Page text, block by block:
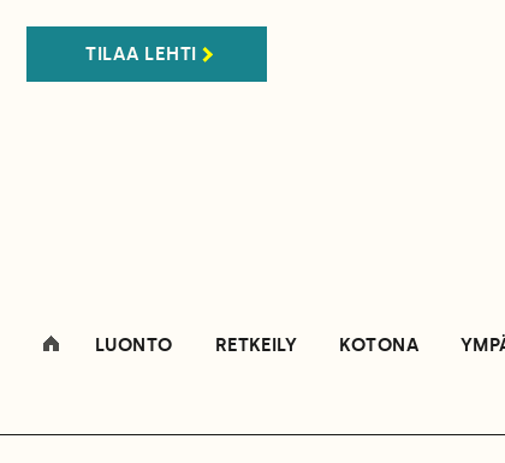
TILAA LEHTI
LUONTO RETKEILY KOTONA